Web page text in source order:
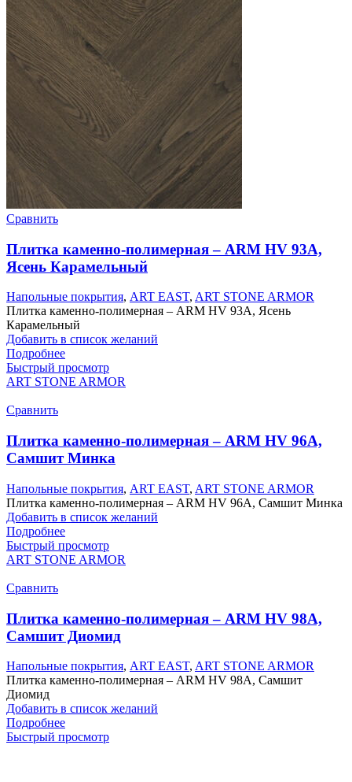
Сравнить
Плитка каменно-полимерная – ARM HV 93А,
Ясень Карамельный
Напольные покрытия, ART EAST, ART STONE ARMOR
Плитка каменно-полимерная – ARM HV 93А, Ясень
Карамельный
Добавить в список желаний
Подробнее
Быстрый просмотр
ART STONE ARMOR
Сравнить
Плитка каменно-полимерная – ARM HV 96А,
Самшит Минка
Напольные покрытия, ART EAST, ART STONE ARMOR
Плитка каменно-полимерная – ARM HV 96А, Самшит Минка
Добавить в список желаний
Подробнее
Быстрый просмотр
ART STONE ARMOR
Сравнить
Плитка каменно-полимерная – ARM HV 98А,
Самшит Диомид
Напольные покрытия, ART EAST, ART STONE ARMOR
Плитка каменно-полимерная – ARM HV 98А, Самшит
Диомид
Добавить в список желаний
Подробнее
Быстрый просмотр